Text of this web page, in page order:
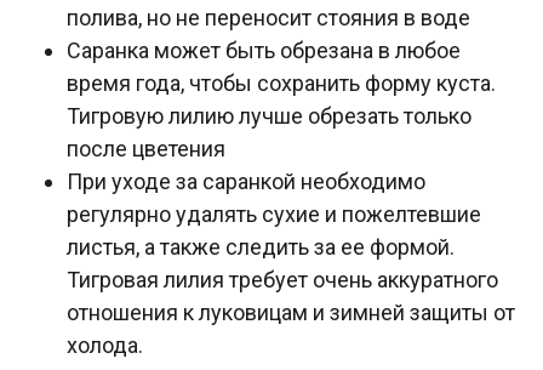
полива, но не переносит стояния в воде
Саранка может быть обрезана в любое
время года, чтобы сохранить форму куста.
Тигровую лилию лучше обрезать только
после цветения
При уходе за саранкой необходимо
регулярно удалять сухие и пожелтевшие
листья, а также следить за ее формой.
Тигровая лилия требует очень аккуратного
отношения к луковицам и зимней защиты от
холода.